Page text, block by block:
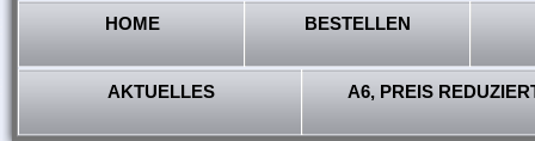
HOME BESTELLEN
AKTUELLES A6, PREIS